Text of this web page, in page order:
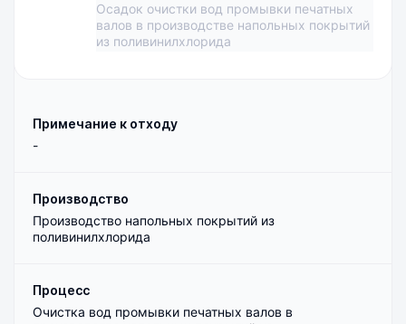
Осадок очистки вод промывки печатных
валов в производстве напольных покрытий
из поливинилхлорида
Примечание к отходу
-
Производство
Производство напольных покрытий из
поливинилхлорида
Процесс
Очистка вод промывки печатных валов в